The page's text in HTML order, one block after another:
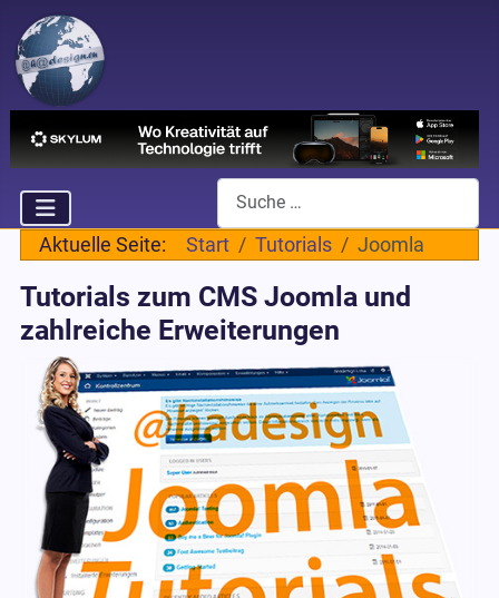
Suchen
Aktuelle Seite: Start Tutorials Joomla
Tutorials zum CMS Joomla und
zahlreiche Erweiterungen